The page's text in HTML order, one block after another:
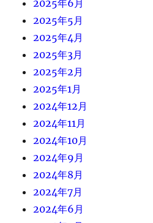
2025年6月
2025年5月
2025年4月
2025年3月
2025年2月
2025年1月
2024年12月
2024年11月
2024年10月
2024年9月
2024年8月
2024年7月
2024年6月